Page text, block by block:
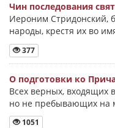
Чин последования
Иероним Стридонский,
народы, крестя их во
377
О подготовки ко
Всех верных, входящих
но не пребывающих на
1051